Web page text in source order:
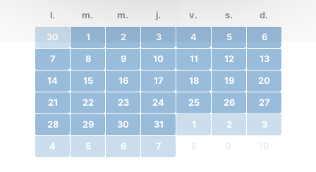
l.
m. m. j. v. s. d.
30 1 2 3 4 5 6
7 8 9 10 11 12 13
14 15 16 17 18 19 20
21 22 23 24 25 26 27
28 29 30 31 1 2 3
4 5 6 7 8 9 10